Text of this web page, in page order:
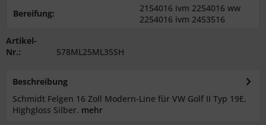
Bereifung:
2154016 ivm 2254016 ww
2254016 ivm 2453516
Artikel-
Nr.:
578ML25ML35SH
Beschreibung
Schmidt Felgen 16 Zoll Modern-Line für VW Golf II Typ 19E,
Highgloss Silber. mehr